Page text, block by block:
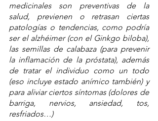
medicinales son preventivas de la
salud, previenen o retrasan ciertas
patologías o tendencias, como podría
ser el alzhéimer (con el Ginkgo biloba),
las semillas de calabaza (para prevenir
la inflamación de la próstata), además
de tratar el individuo como un todo
(eso incluye estado anímico también) y
para aliviar ciertos síntomas (dolores de
barriga, nervios, ansiedad, tos,
resfriados…)